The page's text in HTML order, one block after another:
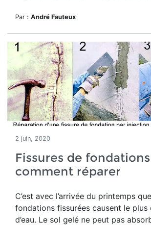
Par : André Fauteux
2 juin, 2020
Fissures de
comment réparer
C’est avec l’arrivée du printemps
fondations fissurées causent le plus
d’eau. Le sol gelé ne peut pas